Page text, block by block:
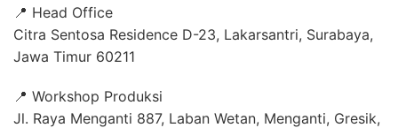
📍 Head Office
Citra Sentosa Residence D-23, Lakarsantri, Surabaya,
Jawa Timur 60211
📍 Workshop Produksi
Jl. Raya Menganti 887, Laban Wetan, Menganti, Gresik,